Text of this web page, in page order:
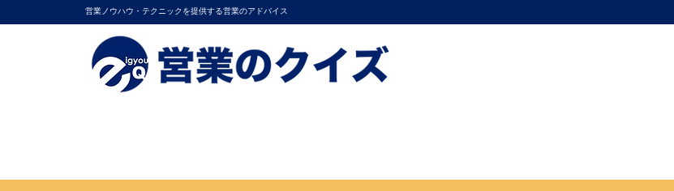
営業ノウハウ・テクニックを提供する営業のアドバイス